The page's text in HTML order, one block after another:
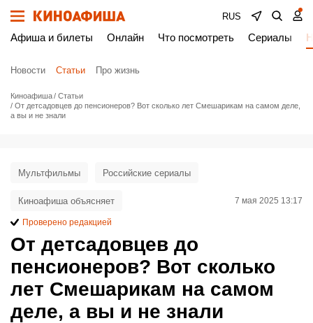
RUS
Афиша и билеты Онлайн Что посмотреть Сериалы
Новости Статьи Про жизнь
Киноафиша
Статьи
От детсадовцев до пенсионеров? Вот сколько лет Смешарикам на самом деле,
а вы и не знали
От детсадовцев до
пенсионеров? Вот сколько
лет Смешарикам на самом
деле, а вы и не знали
Мультфильмы Российские сериалы
Киноафиша объясняет 7 мая 2025 13:17
Проверено редакцией